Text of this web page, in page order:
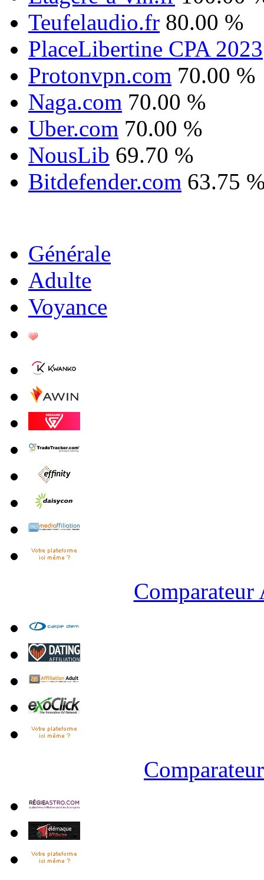
Teufelaudio.fr 80.00 %
PlaceLibertine CPA 2023
Protonvpn.com 70.00 %
Naga.com 70.00 %
Uber.com 70.00 %
NousLib 69.70 %
Bitdefender.com 63.75
Générale
Adulte
Voyance